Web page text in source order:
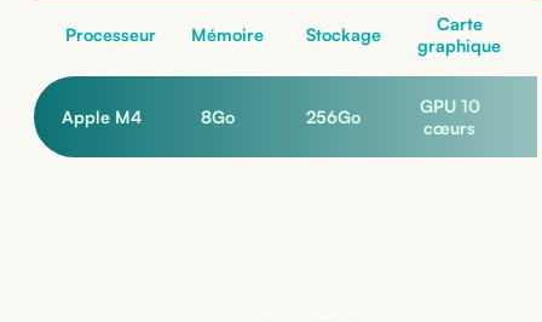
Processeur Mémoire Stockage
Carte
graphique
Apple M4 8Go 256Go
GPU 10
cœurs